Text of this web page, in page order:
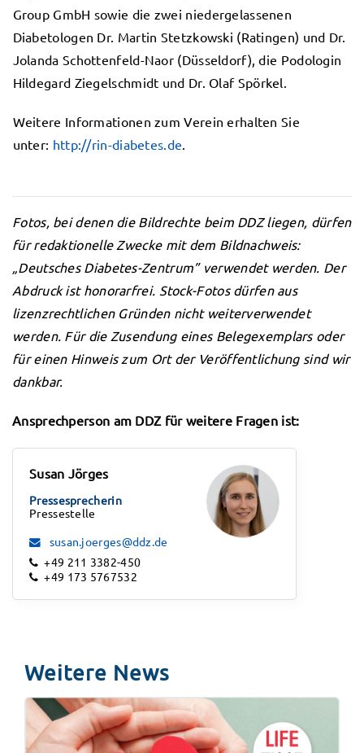
Group GmbH sowie die zwei niedergelassenen
Diabetologen Dr. Martin Stetzkowski (Ratingen) und Dr.
Jolanda Schottenfeld-Naor (Düsseldorf), die Podologin
Hildegard Ziegelschmidt und Dr. Olaf Spörkel.
Weitere Informationen zum Verein erhalten Sie
unter: http://rin-diabetes.de
Fotos, bei denen die Bildrechte beim DDZ liegen, dürfen
für redaktionelle Zwecke mit dem Bildnachweis:
„Deutsches Diabetes-Zentrum” verwendet werden. Der
Abdruck ist honorarfrei. Stock-Fotos dürfen aus
lizenzrechtlichen Gründen nicht weiterverwendet
werden. Für die Zusendung eines Belegexemplars oder
für einen Hinweis zum Ort der Veröffentlichung sind wir
dankbar.
Ansprechperson am DDZ für weitere Fragen ist:
Susan Jörges
Pressesprecherin
Pressestelle
susan.joerges@ddz.de
+49 211 3382-450
+49 173 5767532
Weitere News